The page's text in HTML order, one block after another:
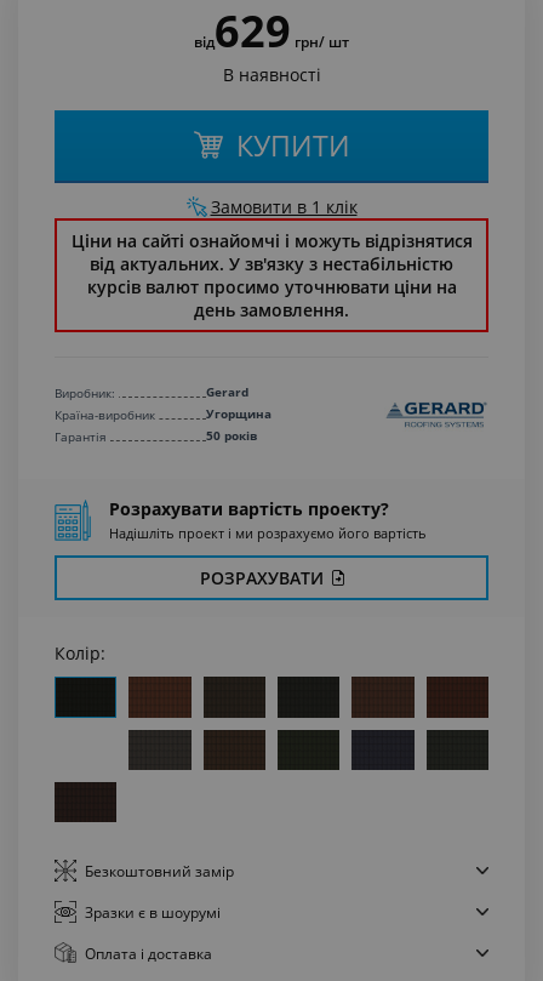
від629 грн/ шт
В наявності
КУПИТИ
Замовити в 1 клік
Ціни на сайті ознайомчі і можуть відрізнятися
від актуальних. У зв'язку з нестабільністю
курсів валют просимо уточнювати ціни на
день замовлення.
Виробник:
Gerard
Країна-виробник
Угорщина
Гарантiя
50 років
Розрахувати вартість проекту?
Надішліть проект і ми розрахуємо його вартість
РОЗРАХУВАТИ
Колір:
Безкоштовний замір
Зразки є в шоурумі
Оплата і доставка